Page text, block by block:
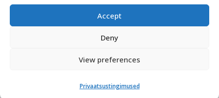
Accept
Deny
View preferences
Privaatsustingimused
Für Tourismusprofis
Harju-, Rapla- ja Läänemaa DMO